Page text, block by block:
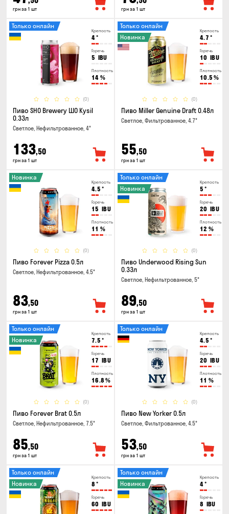
грн за 1 шт грн за 1 шт
Крепость
4°
Горечь
5 IBU
Плотность
14 %
(0)
Только онлайн
Пиво SHO Brewery ШО Kysil
0.33л
Светлое, Нефильтрованное, 4°
133,50
грн за 1 шт
Крепость
4.7 °
Горечь
10 IBU
Плотность
10.5 %
(0)
Только онлайн
Новинка
Пиво Miller Genuine Draft 0.48л
Светлое, Фильтрованное, 4.7°
55,50
грн за 1 шт
Крепость
4.5 °
Горечь
15 IBU
Плотность
11 %
(0)
Новинка
Пиво Forever Pizza 0.5л
Светлое, Нефильтрованное, 4.5°
83,50
грн за 1 шт
Крепость
5 °
Горечь
20 IBU
Плотность
12 %
(0)
Только онлайн
Новинка
Пиво Underwood Rising Sun
0.33л
Светлое, Нефильтрованное, 5°
89,50
грн за 1 шт
Крепость
7.5 °
Горечь
17 IBU
Плотность
16.8 %
(0)
Только онлайн
Новинка
Пиво Forever Brat 0.5л
Светлое, Нефильтрованное, 7.5°
85,50
грн за 1 шт
Крепость
4.5 °
Горечь
20 IBU
Плотность
11 %
(0)
Только онлайн
Пиво New Yorker 0.5л
Светлое, Фильтрованное, 4.5°
53,50
грн за 1 шт
Крепость
8 °
Горечь
60 IBU
Только онлайн
Новинка
Крепость
4°
Горечь
8 IBU
Только онлайн
Новинка